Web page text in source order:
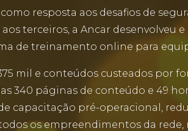
resposta aos desafios de
terceiros, a Ancar
de treinamento online para
mil e conteúdos custeados por
340 páginas de conteúdo e 49
capacitação pré-operacional,
os empreendimentos da